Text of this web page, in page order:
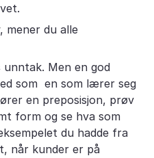
mener du alle
unntak. Men en god
som en som lærer seg
en preposisjon, prøv
form og se hva som
du hadde fra
når kunder er på